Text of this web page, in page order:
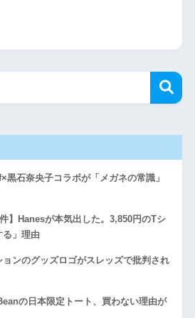
黒石奈央子コラボが「メガネの常識」
】Hanesが本気出した。3,850円のTシ
る」理由
ョンのグッズロゴがスレッズで批判され
の日本限定トート、買わない理由が